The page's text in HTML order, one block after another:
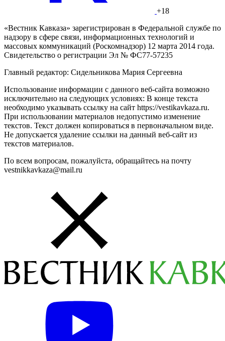
+18
«Вестник Кавказа» зарегистрирован в Федеральной службе по
надзору в сфере связи, информационных технологий и
массовых коммуникаций (Роскомнадзор) 12 марта 2014 года.
Свидетельство о регистрации Эл № ФС77-57235
Главный редактор: Сидельникова Мария Сергеевна
Использование информации с данного веб-сайта возможно
исключительно на следующих условиях: В конце текста
необходимо указывать ссылку на сайт https://vestikavkaza.ru.
При использовании материалов недопустимо изменение
текстов. Текст должен копироваться в первоначальном виде.
Не допускается удаление ссылки на данный веб-сайт из
текстов материалов.
По всем вопросам, пожалуйста, обращайтесь на почту
vestnikkavkaza@mail.ru